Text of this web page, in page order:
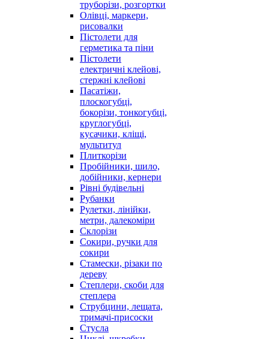
труборізи, розгортки
Олівці, маркери,
рисовалки
Пістолети для
герметика та піни
Пістолети
електричні клейові,
стержні клейові
Пасатіжи,
плоскогубці,
бокорізи, тонкогубці,
круглогубці,
кусачики, кліщі,
мультитул
Плиткорізи
Пробійники, шило,
добійники, кернери
Рівні будівельні
Рубанки
Рулетки, лінійки,
метри, далекоміри
Склорізи
Сокири, ручки для
сокири
Стамески, різаки по
дереву
Степлери, скоби для
степлера
Струбцини, лещата,
тримачі-присоски
Стусла